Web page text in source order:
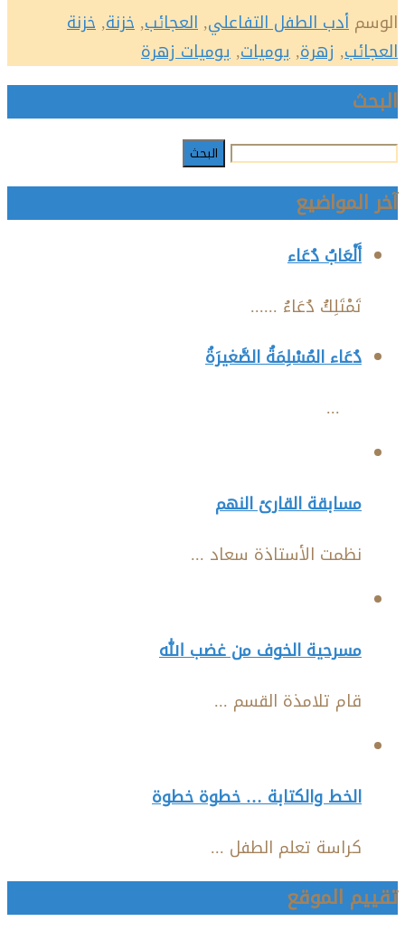
الوسم أدب الطفل التفاعلي, العجائب, خزنة, خزنة
العجائب, زهرة, يوميات, يوميات زهرة
البحث
آخر المواضيع
أَلْعَابُ دُعَاء
تَمْتَلِكُ دُعَاءُ ......
دُعَاء المُسْلِمَةُ الصَّغيرَةُ
...
مسابقة القارئ النهم
نظمت الأستاذة سعاد ...
مسرحية الخوف من غضب الله
قام تلامذة القسم ...
الخط والكتابة … خطوة خطوة
كراسة تعلم الطفل ...
تقييم الموقع